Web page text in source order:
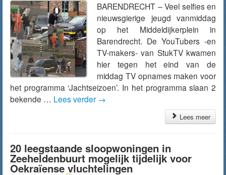
BARENDRECHT – Veel selfies en
nieuwsgierige jeugd vanmiddag
op het Middeldijkerplein in
Barendrecht. De YouTubers -en
TV-makers- van StukTV kwamen
hier tegen het eind van de
middag TV opnames maken voor
het programma ‘Jachtseizoen’. In het programma slaan 2
bekende … Lees verder →
Lees meer
20 leegstaande sloopwoningen in
Zeeheldenbuurt mogelijk tijdelijk voor
Oekraïense vluchtelingen